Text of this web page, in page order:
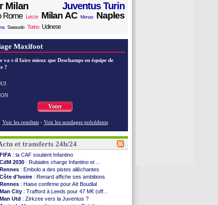
Milan Juventus Turin
Rome Lecce Milan AC Monza Naples
Sassuolo Torino Udinese
Maxifoot
va t-il faire mieux que Deschamps en équipe de
?
Voter
Voir les resultats - Voir les sondages précédents
et transferts 24h/24
FIFA : la CAF soutient Infantino
CdM 2030 : Rubiales charge Infantino et ...
Rennes : Embolo a des pistes alléchantes
Côte d'Ivoire : Renard affiche ses ambitions
Rennes : Haise confirme pour Aït Boudlal
Man City : Trafford à Leeds pour 47 M€ (off...
Man Utd : Zirkzee vers la Juventus ?